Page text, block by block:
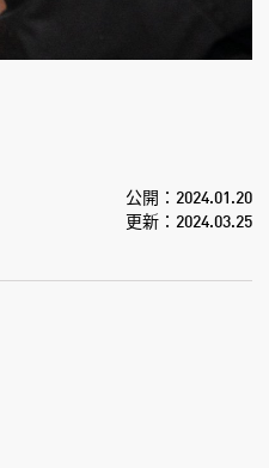
公開：2024.01.20
更新：2024.03.25